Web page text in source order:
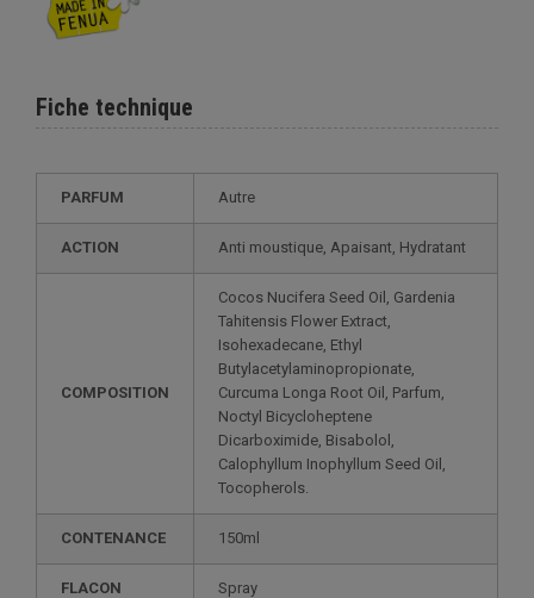
Fiche technique
PARFUM Autre
ACTION Anti moustique, Apaisant, Hydratant
COMPOSITION
Cocos Nucifera Seed Oil, Gardenia
Tahitensis Flower Extract,
Isohexadecane, Ethyl
Butylacetylaminopropionate,
Curcuma Longa Root Oil, Parfum,
Noctyl Bicycloheptene
Dicarboximide, Bisabolol,
Calophyllum Inophyllum Seed Oil,
Tocopherols.
CONTENANCE 150ml
FLACON Spray